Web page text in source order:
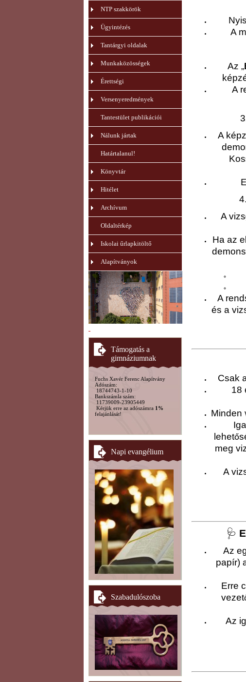
NTP szakkörök
Ügyintézés
Tantárgyi oldalak
Munkaközösségek
Érettségi
Versenyeredmények
Tantestület publikációi
Nálunk jártak
Határtalanul!
Könyvtár
Hitélet
Archívum
Oldaltérkép
Iskolai űrlapkitöltő
Alapítványok
Támogatás a
gimnáziumnak
Fuchs Xavér Ferenc Alapítvány
Adószám:
18744743-1-10
Bankszámla szám:
11739009-23905449
Kérjük erre az adószámra 1%
felajánlását!
Napi evangélium
Szabadulószoba
A
Az „
A
A
A
Ha az
A
és a
Csak
18
Minden
lehető
meg
A
🩺
Az
papír)
Erre
vezet
Az